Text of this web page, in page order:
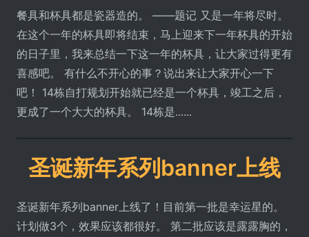
餐具和杯具都是瓷器造的。 ——题记 又是一年将尽时。
在这个一年的杯具即将结束，马上迎来下一年杯具的开始
的日子里，我来总结一下这一年的杯具，让大家过得更有
喜感吧。 有什么不开心的事？说出来让大家开心一下
吧！ 14栋自打规划开始就已经是一个杯具，竣工之后，
更成了一个大大的杯具。 14栋是......
圣诞新年系列banner上线
圣诞新年系列banner上线了！目前第一批是幸运星的。
计划做3个，效果应该都很好。 第二批应该是露露胸的，